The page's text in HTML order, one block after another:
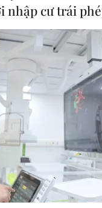
thành tượng đài
trọng tại thủ đô
nhập cư trái